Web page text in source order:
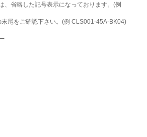
、省略した記号表示になっております。(例
尾をご確認下さい。(例 CLS001-45A-BK04)